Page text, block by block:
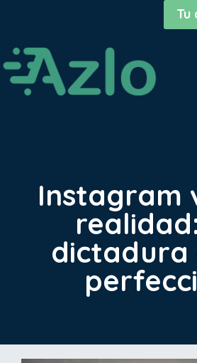
Tu
Instagram
dictadura